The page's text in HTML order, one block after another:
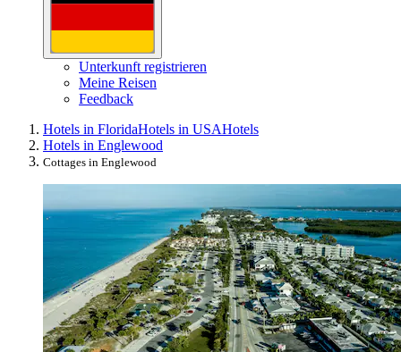
Unterkunft registrieren
Meine Reisen
Feedback
Hotels in FloridaHotels in USAHotels
Hotels in Englewood
Cottages in Englewood